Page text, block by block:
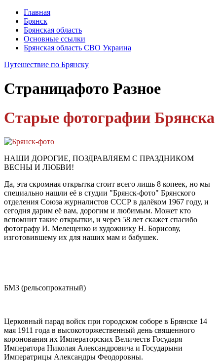
Главная
Брянск
Брянская область
Основные ссылки
Брянская область СВО Украина
Путешествие по Брянску
Страницафото Разное
Старые фотографии Брянска
НАШИ ДОРОГИЕ, ПОЗДРАВЛЯЕМ С ПРАЗДНИКОМ
ВЕСНЫ И ЛЮБВИ!
Да, эта скромная открытка стоит всего лишь 8 копеек, но мы
специально нашли её в студии "Брянск-фото" Брянского
отделения Союза журналистов СССР в далёком 1967 году, и
сегодня дарим её вам, дорогим и любимым. Может кто
вспомнит такие открытки, и через 58 лет скажет спасибо
фотографу И. Мелещенко и художнику Н. Борисову,
изготовившему их для наших мам и бабушек.
БМЗ (рельсопрокатный)
Церковный парад войск при городском соборе в Брянске 14
мая 1911 года в высокоторжественный день священного
коронования их Императорских Величеств Государя
Императора Николая Александровича и Государыни
Императрицы Александры Феодоровны.